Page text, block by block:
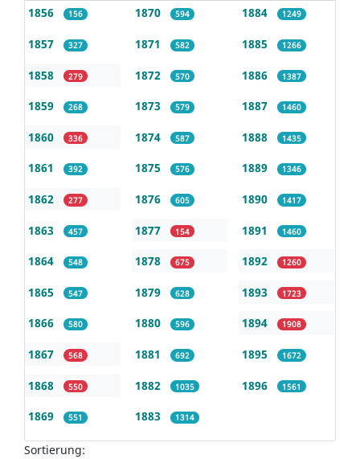
1856 156
1857 327
1858 279
1859 268
1860 336
1861 392
1862 277
1863 457
1864 548
1865 547
1866 580
1867 568
1868 550
1869 551
1870 594
1871 582
1872 570
1873 579
1874 587
1875 576
1876 605
1877 154
1878 675
1879 628
1880 596
1881 692
1882 1035
1883 1314
1884 1249
1885 1266
1886 1387
1887 1460
1888 1435
1889 1346
1890 1417
1891 1460
1892 1260
1893 1723
1894 1908
1895 1672
1896 1561
Sortierung: